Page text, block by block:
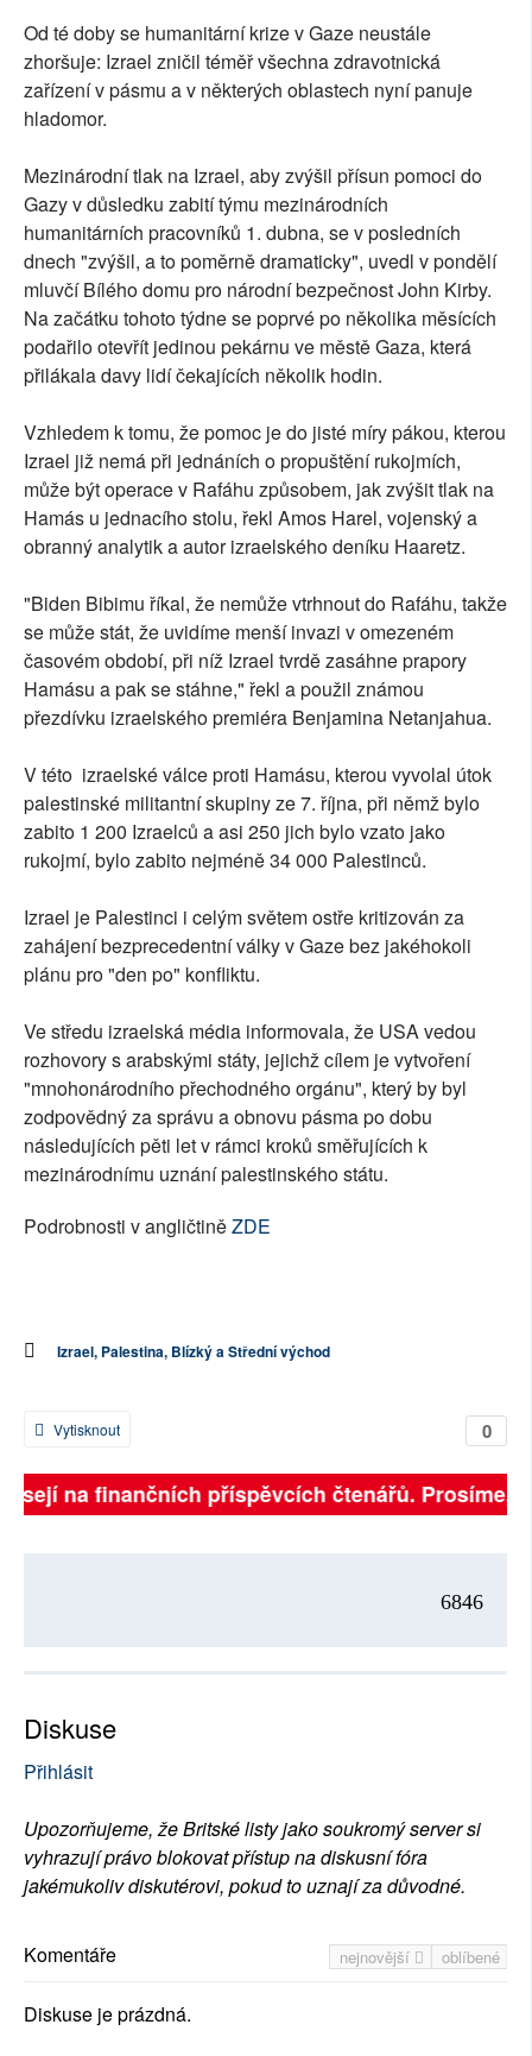
Od té doby se humanitární krize v Gaze neustále
zhoršuje: Izrael zničil téměř všechna zdravotnická
zařízení v pásmu a v některých oblastech nyní panuje
hladomor.
Mezinárodní tlak na Izrael, aby zvýšil přísun pomoci do
Gazy v důsledku zabití týmu mezinárodních
humanitárních pracovníků 1. dubna, se v posledních
dnech "zvýšil, a to poměrně dramaticky", uvedl v pondělí
mluvčí Bílého domu pro národní bezpečnost John Kirby.
Na začátku tohoto týdne se poprvé po několika měsících
podařilo otevřít jedinou pekárnu ve městě Gaza, která
přilákala davy lidí čekajících několik hodin.
Vzhledem k tomu, že pomoc je do jisté míry pákou, kterou
Izrael již nemá při jednáních o propuštění rukojmích,
může být operace v Rafáhu způsobem, jak zvýšit tlak na
Hamás u jednacího stolu, řekl Amos Harel, vojenský a
obranný analytik a autor izraelského deníku Haaretz.
"Biden Bibimu říkal, že nemůže vtrhnout do Rafáhu, takže
se může stát, že uvidíme menší invazi v omezeném
časovém období, při níž Izrael tvrdě zasáhne prapory
Hamásu a pak se stáhne," řekl a použil známou
přezdívku izraelského premiéra Benjamina Netanjahua.
V této izraelské válce proti Hamásu, kterou vyvolal útok
palestinské militantní skupiny ze 7. října, při němž bylo
zabito 1 200 Izraelců a asi 250 jich bylo vzato jako
rukojmí, bylo zabito nejméně 34 000 Palestinců.
Izrael je Palestinci i celým světem ostře kritizován za
zahájení bezprecedentní války v Gaze bez jakéhokoli
plánu pro "den po" konfliktu.
Ve středu izraelská média informovala, že USA vedou
rozhovory s arabskými státy, jejichž cílem je vytvoření
"mnohonárodního přechodného orgánu", který by byl
zodpovědný za správu a obnovu pásma po dobu
následujících pěti let v rámci kroků směřujících k
mezinárodnímu uznání palestinského státu.
Podrobnosti v angličtiněZDE
Izrael, Palestina, Blízký a Střední východ
0
Vytisknout
na finančních příspěvcích čtenářů. Prosíme,
6846
Diskuse
Přihlásit
Upozorňujeme, že Britské listy jako soukromý server si
vyhrazují právo blokovat přístup na diskusní fóra
jakémukoliv diskutérovi, pokud to uznají za důvodné.
nejnovější oblíbené
Komentáře
Diskuse je prázdná.